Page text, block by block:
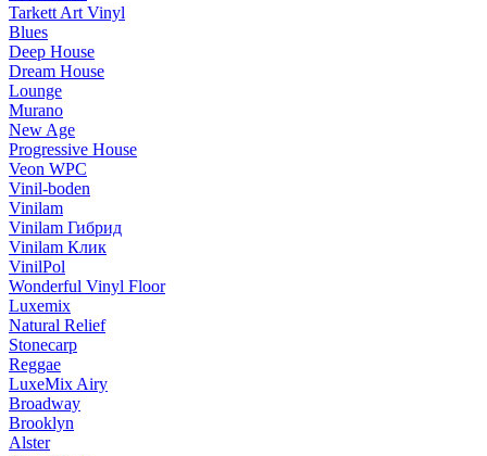
Tarkett Art Vinyl
Blues
Deep House
Dream House
Lounge
Murano
New Age
Progressive House
Veon WPC
Vinil-boden
Vinilam
Vinilam Гибрид
Vinilam Клик
VinilPol
Wonderful Vinyl Floor
Luxemix
Natural Relief
Stonecarp
Reggae
LuxeMix Airy
Broadway
Brooklyn
Alster